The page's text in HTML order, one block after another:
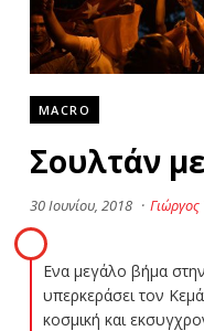
MACRO
Σουλτάν
30 Ιουνίου, 2018 · Γιώργος
Ενα μεγάλο βήμα
υπερκεράσει τον
κοσμική και